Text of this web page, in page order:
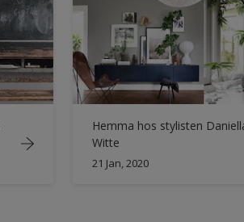
Hemma hos stylisten
Witte
21 Jan, 2020